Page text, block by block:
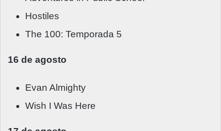
Hostiles
The 100: Temporada 5
16 de agosto
Evan Almighty
Wish I Was Here